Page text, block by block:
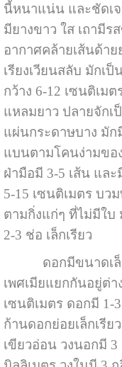
นี้หนาแน่น และชัดเจ
มียางขาว ใส เถามีร
อากาศคล้ายเส้นด้าย
เรียงเวียนสลับ มักเ
กว้าง 6-12 เซนติเม
แหลมยาว ปลายจักเ
แผ่นกระดาษบาง มั
แบนตามโคนง่ามขอ
ฝ่ามือมี 3-5 เส้น แล
5-15 เซนติเมตร บว
ตามกิ่งแก่ๆ ที่ไม่มีใบ
2-3 ช่อ เล็กเรียว
ดอกมีขนาดเล็กสี
เพศเมียแยกกันอยู่ต่
เซนติเมตร ดอกมี 1-
ก้านดอกย่อยเล็กเรีย
เขียวอ่อน วงนอกมี